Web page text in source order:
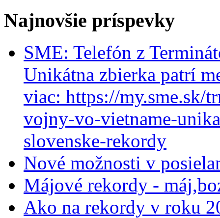
Najnovšie príspevky
SME: Telefón z
Unikátna zbierka patrí
viac: https://my.sme.sk/
vojny-vo-vietname-
slovenske-rekordy
Nové možnosti v
Májové rekordy -
Ako na rekordy v roku